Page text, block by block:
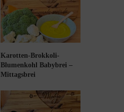
Karotten-Brokkoli-
Blumenkohl Babybrei –
Mittagsbrei